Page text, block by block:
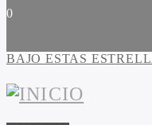
0
BAJO ESTAS